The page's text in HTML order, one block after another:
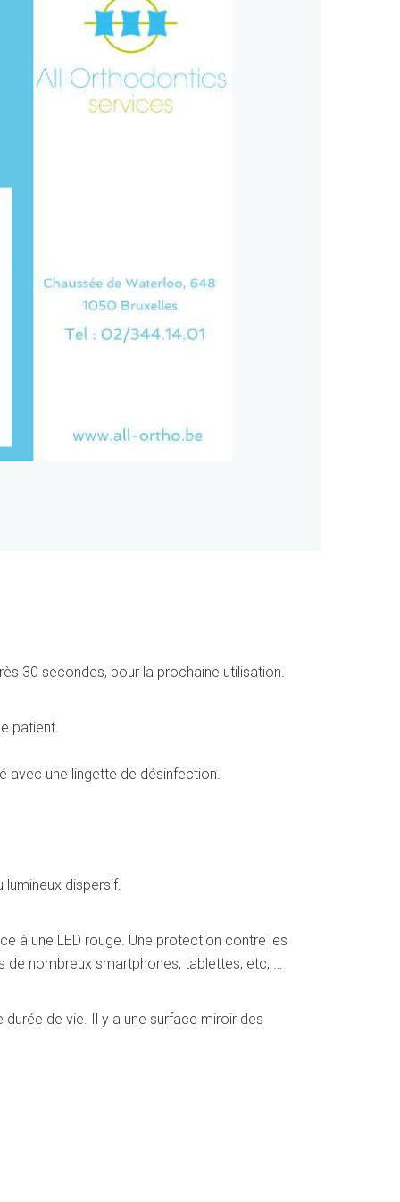
30 secondes, pour la prochaine utilisation.
patient.
avec une lingette de désinfection.
lumineux dispersif.
à une LED rouge. Une protection contre les
de nombreux smartphones, tablettes, etc, …
de vie. Il y a une surface miroir des